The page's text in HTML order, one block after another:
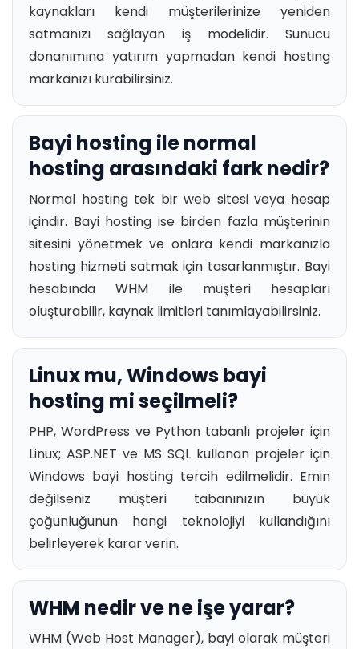
kaynakları kendi müşterilerinize yeniden
satmanızı sağlayan iş modelidir. Sunucu
donanımına yatırım yapmadan kendi hosting
markanızı kurabilirsiniz.
Bayi hosting ile normal
hosting arasındaki fark nedir?
Normal hosting tek bir web sitesi veya hesap
içindir. Bayi hosting ise birden fazla müşterinin
sitesini yönetmek ve onlara kendi markanızla
hosting hizmeti satmak için tasarlanmıştır. Bayi
hesabında WHM ile müşteri hesapları
oluşturabilir, kaynak limitleri tanımlayabilirsiniz.
Linux mu, Windows bayi
hosting mi seçilmeli?
PHP, WordPress ve Python tabanlı projeler için
Linux; ASP.NET ve MS SQL kullanan projeler için
Windows bayi hosting tercih edilmelidir. Emin
değilseniz müşteri tabanınızın büyük
çoğunluğunun hangi teknolojiyi kullandığını
belirleyerek karar verin.
WHM nedir ve ne işe yarar?
WHM (Web Host Manager), bayi olarak müşteri